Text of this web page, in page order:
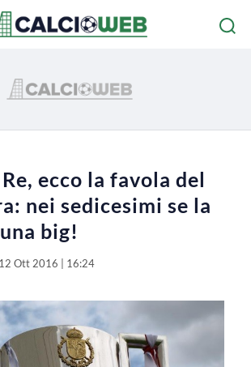
ecco la favola del
nei sedicesimi se la
big!
12 Ott 2016 | 16:24